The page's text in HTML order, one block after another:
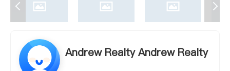
Andrew Realty Andrew Realty